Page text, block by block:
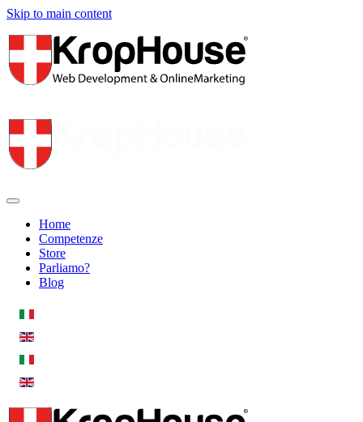
Skip to main content
Home
Competenze
Store
Parliamo?
Blog